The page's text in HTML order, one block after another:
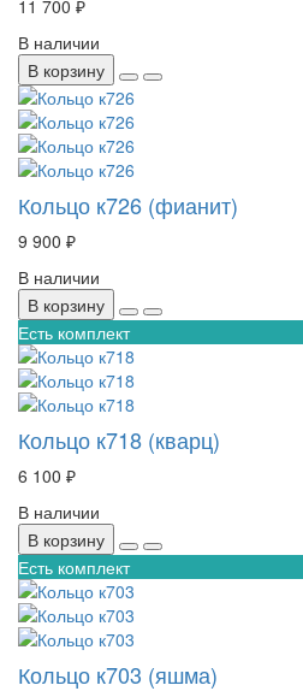
11 700 ₽
В наличии
В корзину
Кольцо к726 (фианит)
9 900 ₽
В наличии
В корзину
Есть комплект
Кольцо к718 (кварц)
6 100 ₽
В наличии
В корзину
Есть комплект
Кольцо к703 (яшма)